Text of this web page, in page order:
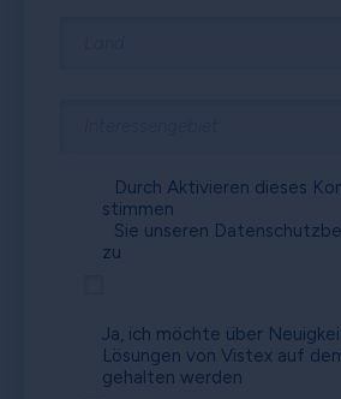
Durch Aktivieren dieses
stimmen
Sie unseren
zu
Ja, ich möchte über
Lösungen von Vistex auf
gehalten werden